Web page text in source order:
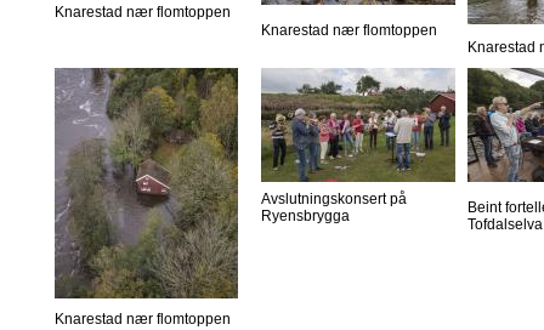
Knarestad nær flomtoppen
Knarestad nær flomtoppen
Knarestad
Knarestad nær flomtoppen
Avslutningskonsert på
Ryensbrygga
Beint